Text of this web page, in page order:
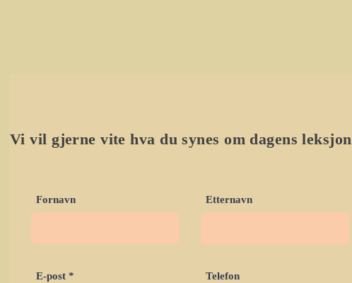
Vi vil gjerne vite hva du synes om dagens leksjon
Fornavn Etternavn
E-post Telefon